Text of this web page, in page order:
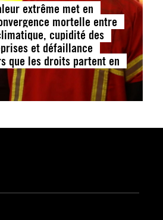
extrême met en
mortelle entre
cupidité des
et défaillance
que les droits partent en